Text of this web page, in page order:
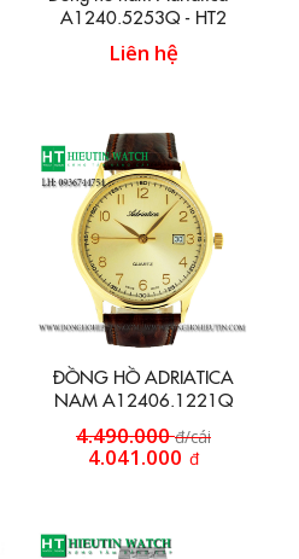
A1240.5253Q - HT2
Liên hệ
ĐỒNG HỒ ADRIATICA
NAM A12406.1221Q
4.490.000đ/cái
4.041.000 đ